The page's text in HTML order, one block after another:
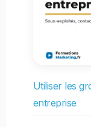
Utiliser les
entreprise